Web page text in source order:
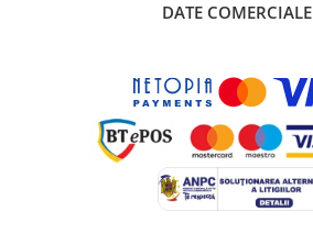
DATE COMERCIALE